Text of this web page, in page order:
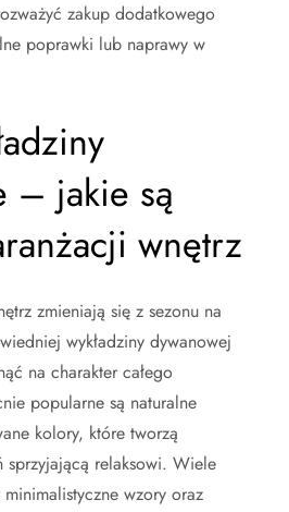
zakup dodatkowego
poprawki lub naprawy w
– jakie są
wnętrz
zmieniają się z sezonu na
wykładziny dywanowej
na charakter całego
popularne są naturalne
kolory, które tworzą
sprzyjającą relaksowi. Wiele
wzory oraz